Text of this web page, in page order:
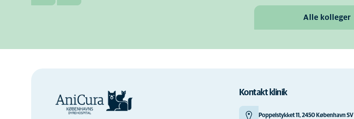
Alle kolleger
Kontakt klinik
Poppelstykket 11, 2450 København SV